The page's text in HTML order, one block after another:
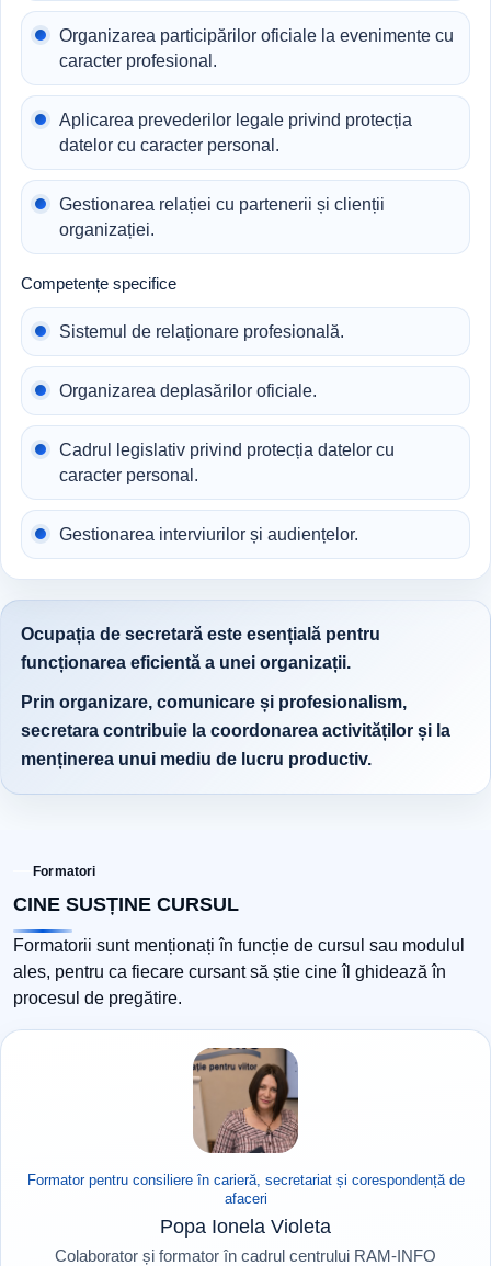
Organizarea participărilor oficiale la evenimente cu
caracter profesional.
Aplicarea prevederilor legale privind protecția
datelor cu caracter personal.
Gestionarea relației cu partenerii și clienții
organizației.
Competențe specifice
Sistemul de relaționare profesională.
Organizarea deplasărilor oficiale.
Cadrul legislativ privind protecția datelor cu
caracter personal.
Gestionarea interviurilor și audiențelor.
Ocupația de secretară este esențială pentru
funcționarea eficientă a unei organizații.
Prin organizare, comunicare și profesionalism,
secretara contribuie la coordonarea activităților și la
menținerea unui mediu de lucru productiv.
Formatori
CINE SUSȚINE CURSUL
Formatorii sunt menționați în funcție de cursul sau modulul
ales, pentru ca fiecare cursant să știe cine îl ghidează în
procesul de pregătire.
Formator pentru consiliere în carieră, secretariat și corespondență de
afaceri
Popa Ionela Violeta
Colaborator și formator în cadrul centrului RAM-INFO